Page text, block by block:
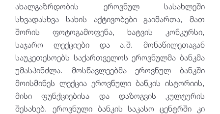
ახალგაზრდობის ეროვნულ სასახლეში
სხვადასხვა სახის აქტივობები გაიმართა, მათ
შორის ფოტოგამოფენა, ხატვის კონკურსი,
საჯარო ლექციები და ა.შ. მონაწილეთაგან
საუკეთესოებს საქართველოს ეროვნულმა ბანკმა
უმასპინძლა. მოსწავლეებმა ეროვნულ ბანკში
მოისმინეს ლექცია ეროვნული ბანკის ისტორიის,
მისი ფუნქციებისა და დაზოგვის კულტურის
შესახებ. ეროვნული ბანკის საკასო ცენტრში კი